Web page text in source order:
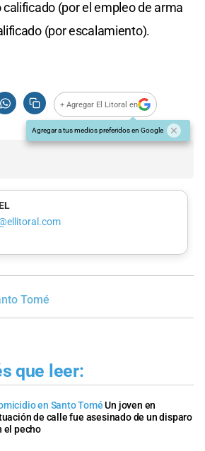
(por el empleo de arma
(por escalamiento).
+ Agregar El Litoral en
Agregar a tus medios preferidos en Google
Tomé
que leer:
en Santo Tomé Un joven en
de calle fue asesinado de un disparo
el pecho